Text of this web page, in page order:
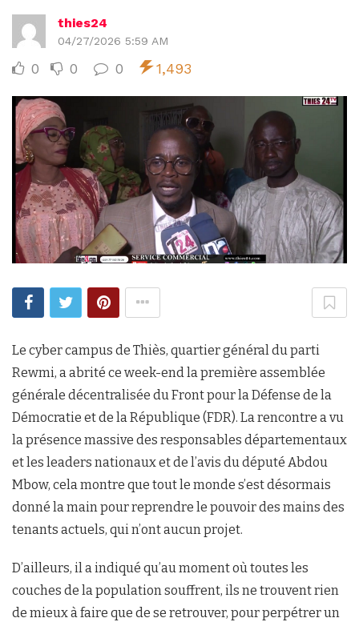
thies24
04/27/2026 5:59 AM
0 0 0 1,493
Le cyber campus de Thiès, quartier général du parti
Rewmi, a abrité ce week-end la première assemblée
générale décentralisée du Front pour la Défense de la
Démocratie et de la République (FDR). La rencontre a vu
la présence massive des responsables départementaux
et les leaders nationaux et de l’avis du député Abdou
Mbow, cela montre que tout le monde s’est désormais
donné la main pour reprendre le pouvoir des mains des
tenants actuels, qui n’ont aucun projet.
D’ailleurs, il a indiqué qu’au moment où toutes les
couches de la population souffrent, ils ne trouvent rien
de mieux à faire que de se retrouver, pour perpétrer un